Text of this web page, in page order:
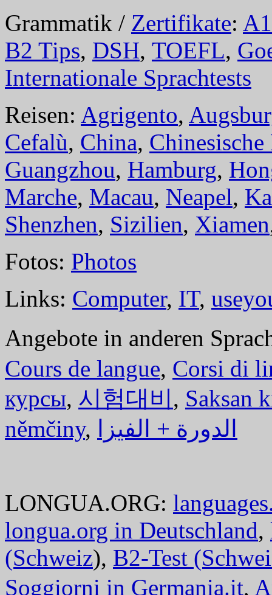
Grammatik / Zertifikate: A1
B2 Tips, DSH, TOEFL,
Internationale Sprachtests
Reisen: Agrigento,
Cefalù, China, Chinesische
Guangzhou, Hamburg,
Marche, Macau, Neapel,
Shenzhen, Sizilien, Xiamen
Fotos: Photos
Links: Computer, IT,
Angebote in anderen
Cours de langue, Corsi di
курсы, 시험대비, Saksan
němčiny, الدورة + الفيزا
LONGUA.ORG:
longua.org in Deutschland,
(Schweiz), B2-Test
Soggiorni in Germania.it,